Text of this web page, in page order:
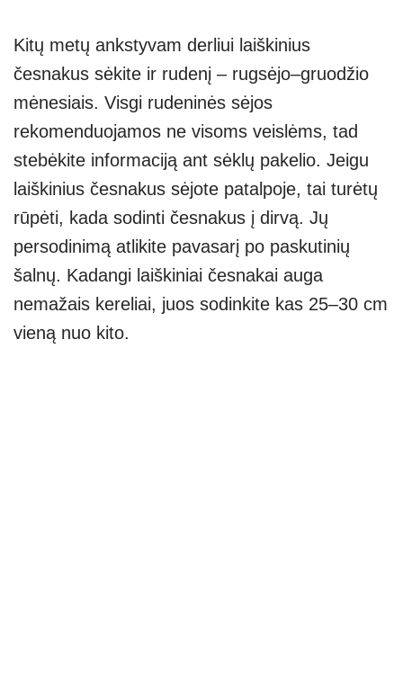
Kitų metų ankstyvam derliui laiškinius
česnakus sėkite ir rudenį – rugsėjo–gruodžio
mėnesiais. Visgi rudeninės sėjos
rekomenduojamos ne visoms veislėms, tad
stebėkite informaciją ant sėklų pakelio. Jeigu
laiškinius česnakus sėjote patalpoje, tai turėtų
rūpėti, kada sodinti česnakus į dirvą. Jų
persodinimą atlikite pavasarį po paskutinių
šalnų. Kadangi laiškiniai česnakai auga
nemažais kereliai, juos sodinkite kas 25–30 cm
vieną nuo kito.